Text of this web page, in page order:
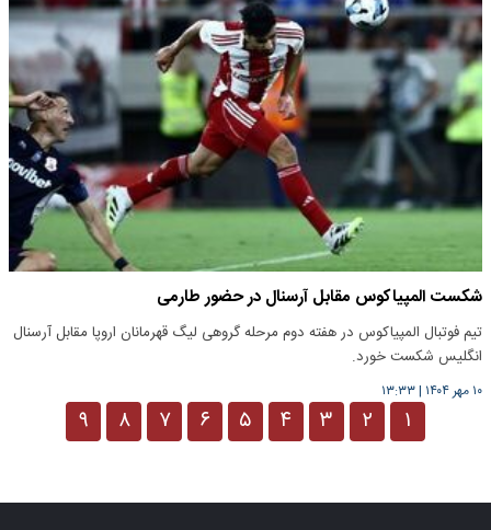
شکست المپیاکوس مقابل آرسنال در حضور طارمی
تیم فوتبال المپیاکوس در هفته دوم مرحله گروهی لیگ قهرمانان اروپا مقابل آرسنال
انگلیس شکست خورد.
۱۰ مهر ۱۴۰۴ |۱۳:۳۳
۱ ۲ ۳ ۴ ۵ ۶ ۷ ۸ ۹